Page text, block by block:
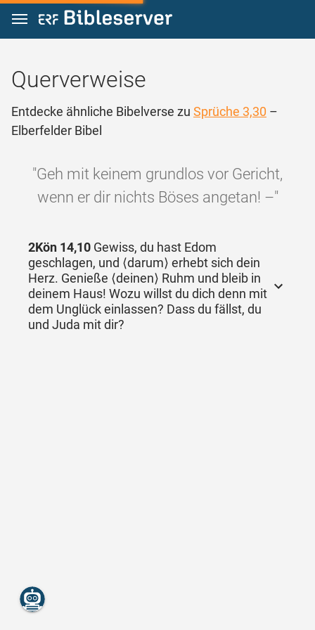
Zum Inhalt springen
Querverweise
Entdecke ähnliche Bibelverse zu Sprüche 3,30 –
Elberfelder Bibel
"Geh mit keinem grundlos vor Gericht,
wenn er dir nichts Böses angetan! –"
2Kön 14,10 Gewiss, du hast Edom
geschlagen, und ⟨darum⟩ erhebt sich dein
Herz. Genieße ⟨deinen⟩ Ruhm und bleib in
deinem Haus! Wozu willst du dich denn mit
dem Unglück einlassen? Dass du fällst, du
und Juda mit dir?